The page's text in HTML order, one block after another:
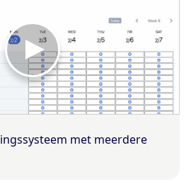
met meerdere